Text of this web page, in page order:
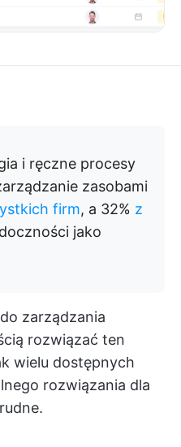
i ręczne procesy
zasobami
firm, a 32% z
jako
zarządzania
rozwiązać ten
wielu dostępnych
rozwiązania dla